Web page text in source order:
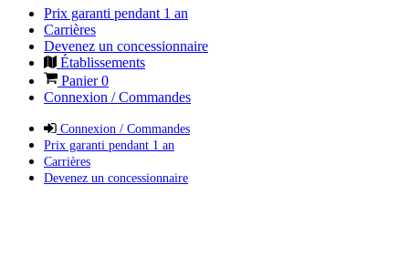
Prix garanti pendant 1 an
Carrières
Devenez un concessionnaire
Établissements
Panier0
Connexion / Commandes
Connexion / Commandes
Prix garanti pendant 1 an
Carrières
Devenez un concessionnaire